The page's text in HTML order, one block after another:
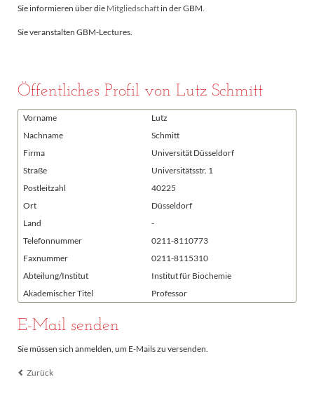
Sie informieren über die Mitgliedschaftin der GBM.
Sie veranstalten GBM-Lectures.
Öffentliches Profil von Lutz Schmitt
Vorname
Lutz
Nachname
Schmitt
Firma
Universität Düsseldorf
Straße
Universitätsstr. 1
Postleitzahl
40225
Ort
Düsseldorf
Land
-
Telefonnummer
0211-8110773
Faxnummer
0211-8115310
Abteilung/Institut
Institut für Biochemie
Akademischer Titel
Professor
E-Mail senden
Sie müssen sich anmelden, um E-Mails zu versenden.
Zurück